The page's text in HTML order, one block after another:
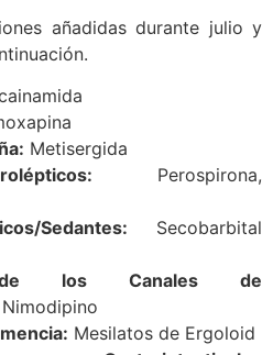
añadidas durante julio y
Metisergida
Perospirona,
Sedantes: Secobarbital
de los Canales de
Mesilatos de Ergoloid